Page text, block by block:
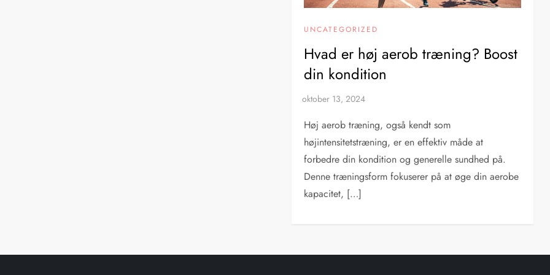
UNCATEGORIZED
Hvad er høj aerob træning? Boost
din kondition
Høj aerob træning, også kendt som
højintensitetstræning, er en effektiv måde at
forbedre din kondition og generelle sundhed på.
Denne træningsform fokuserer på at øge din aerobe
kapacitet, […]